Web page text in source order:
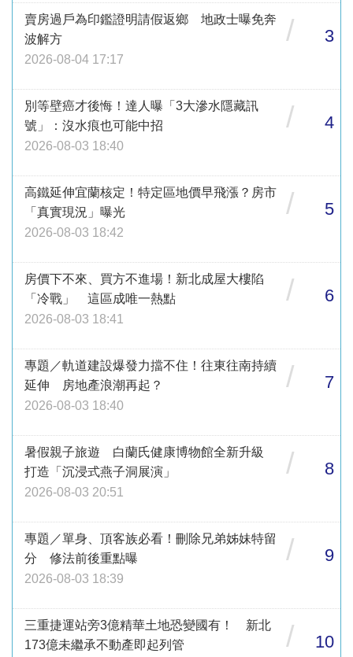
賣房過戶為印鑑證明請假返鄉 地政士曝免奔
波解方
2026-08-04 17:17
/ 3
別等壁癌才後悔！達人曝「3大滲水隱藏訊
號」：沒水痕也可能中招
2026-08-03 18:40
/ 4
高鐵延伸宜蘭核定！特定區地價早飛漲？房市
「真實現況」曝光
2026-08-03 18:42
/ 5
房價下不來、買方不進場！新北成屋大樓陷
「冷戰」 這區成唯一熱點
2026-08-03 18:41
/ 6
專題／軌道建設爆發力擋不住！往東往南持續
延伸 房地產浪潮再起？
2026-08-03 18:40
/ 7
暑假親子旅遊 白蘭氏健康博物館全新升級
打造「沉浸式燕子洞展演」
2026-08-03 20:51
/ 8
專題／單身、頂客族必看！刪除兄弟姊妹特留
分 修法前後重點曝
2026-08-03 18:39
/ 9
三重捷運站旁3億精華土地恐變國有！ 新北
173億未繼承不動產即起列管
/ 10